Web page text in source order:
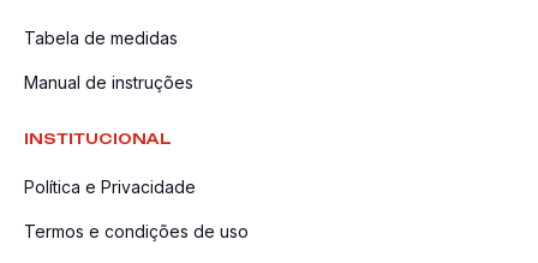
Tabela de medidas
Manual de instruções
INSTITUCIONAL
Política e Privacidade
Termos e condições de uso